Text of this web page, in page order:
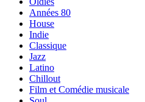
Années 80
House
Indie
Classique
Jazz
Latino
Chillout
Film et Comédie musicale